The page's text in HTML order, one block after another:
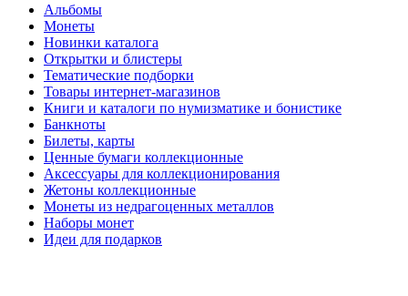
Альбомы
Монеты
Новинки каталога
Открытки и блистеры
Тематические подборки
Товары интернет-магазинов
Книги и каталоги по нумизматике и бонистике
Банкноты
Билеты, карты
Ценные бумаги коллекционные
Аксессуары для коллекционирования
Жетоны коллекционные
Монеты из недрагоценных металлов
Наборы монет
Идеи для подарков